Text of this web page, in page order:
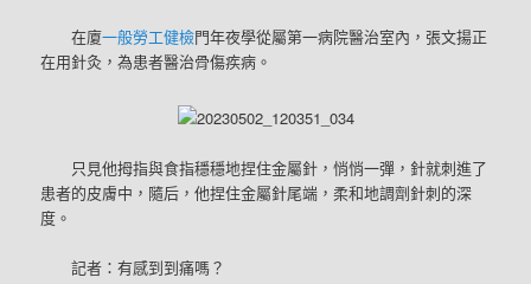
在廈一般勞工健檢門年夜學從屬第一病院醫治室內，張文揚正
在用針灸，為患者醫治骨傷疾病。
只見他拇指與食指穩穩地捏住金屬針，悄悄一彈，針就刺進了
患者的皮膚中，隨后，他捏住金屬針尾端，柔和地調劑針刺的深
度。
記者：有感到到痛嗎？